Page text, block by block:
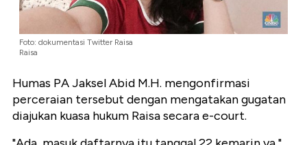
Foto: dokumentasi Twitter Raisa
Raisa
Humas PA Jaksel Abid M.H. mengonfirmasi
perceraian tersebut dengan mengatakan gugatan
diajukan kuasa hukum Raisa secara e-court.